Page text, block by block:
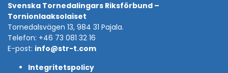
Svenska Tornedalingars Riksförbund –
Tornionlaaksolaiset
Tornedalsvägen 13, 984 31 Pajala.
Telefon: +46 73 081 32 16
E-post: info@str-t.com
Integritetspolicy